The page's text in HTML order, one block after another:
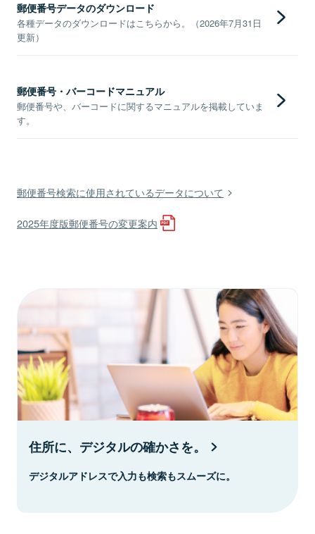
郵便番号データのダウンロード
各種データのダウンロードはこちらから。（2026年7月31日
更新）
郵便番号・バーコードマニュアル
郵便番号や、バーコードに関するマニュアルを掲載していま
す。
郵便番号検索に使用されているデータについて
2025年度版郵便番号の変更案内
住所に、デジタルの確かさを。
デジタルアドレスで入力も検索もスムーズに。